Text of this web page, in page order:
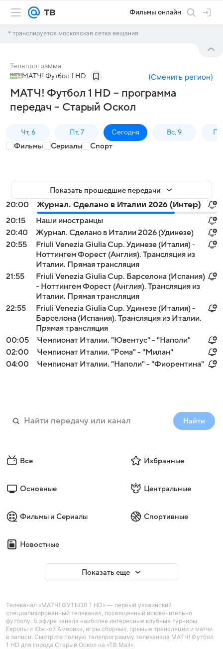
Фильмы онлайн
* транслируется московская сетка вещания
Телепрограмма
МАТЧ! Футбол 1 HD (Сменить регион)
МАТЧ! Футбол 1 HD – программа
передач – Старый Оскол
Чт, 6 Пт, 7 Сегодня Вс, 9
Фильмы Сериалы Спорт
Показать прошедшие передачи
20:00
Журнал. Сделано в Италии 2026 (Интер)
20:15
Наши иностранцы
20:40
Журнал. Сделано в Италии 2026 (Удинезе)
20:55
Friuli Venezia Giulia Cup. Удинезе (Италия) -
Ноттингем Форест (Англия). Трансляция из
Италии. Прямая трансляция
21:55
Friuli Venezia Giulia Cup. Барселона (Испания)
- Ноттингем Форест (Англия). Трансляция из
Италии. Прямая трансляция
22:55
Friuli Venezia Giulia Cup. Удинезе (Италия) -
Барселона (Испания). Трансляция из Италии.
Прямая трансляция
00:05
Чемпионат Италии. "Ювентус" - "Наполи"
02:00
Чемпионат Италии. "Рома" - "Милан"
04:00
Чемпионат Италии. "Наполи" - "Фиорентина"
Найти
Все Избранные
Основные Центральные
Фильмы и Сериалы Спортивные
Новостные
Показать еще
Телеканал «МАТЧ! ФУТБОЛ 1 HD» — первый украинский
специализированный телеканал, посвященный исключительно
футболу. В эфире канала наиболее интересные клубные турниры
Европы и Южной Америки, игры сборных, прямые трансляции и матчи
в записи. Смотрите полную телепрограмму телеканала МАТЧ! Футбол
1 HD для города Старый Оскол на «ТВ Mail».